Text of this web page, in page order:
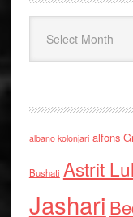
albano kolonjari alfons
Bushati Astrit
Jashari